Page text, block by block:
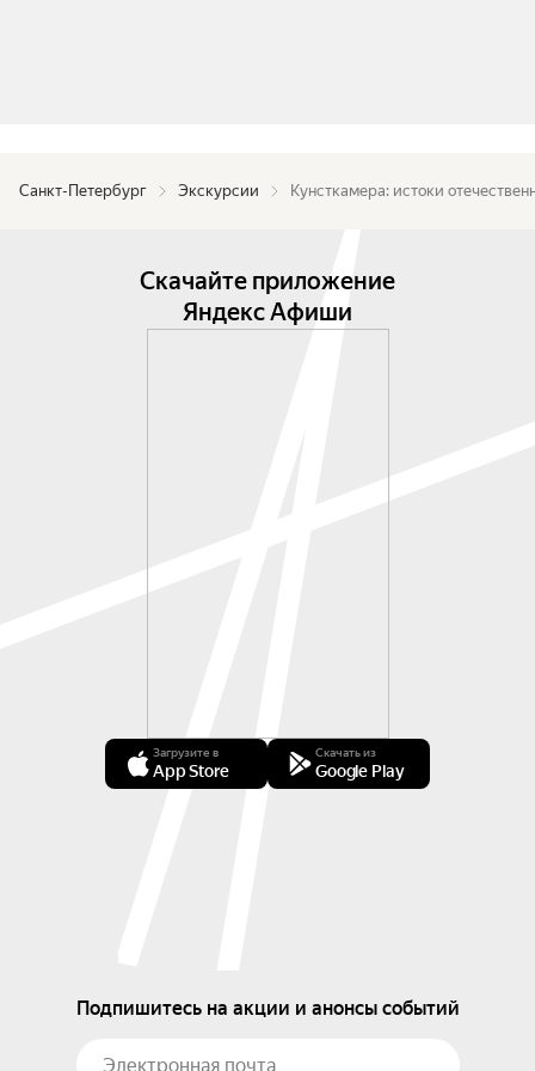
Место встречи: Университетская набережная, 3
Санкт-Петербург Экскурсии Кунсткамера: истоки
Скачайте приложение
Яндекс Афиши
Загрузите в
App Store
Скачать из
Google Play
Подпишитесь на акции и анонсы событий